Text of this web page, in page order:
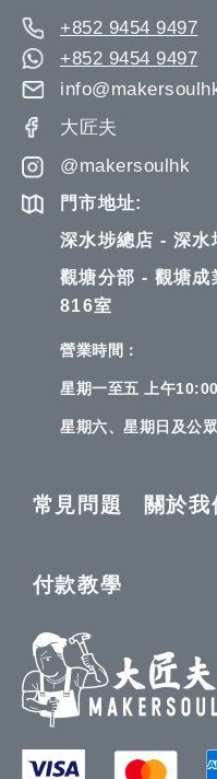
+852 9454 9497
+852 9454 9497
大匠夫
@makersoulhk
門市地址:
深水埗總店 - 深
觀塘分部 - 觀塘成
816室
營業時間：
星期一至五 上午
星期六、星期日及公
常見問題 關於我
付款教學